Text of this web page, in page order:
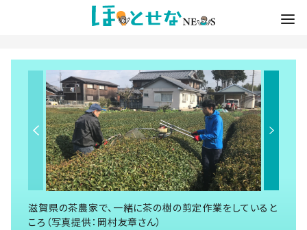
滋賀県の茶農家で、一緒に茶の樹の剪定作業をしていると
ころ（写真提供：岡村友章さん）